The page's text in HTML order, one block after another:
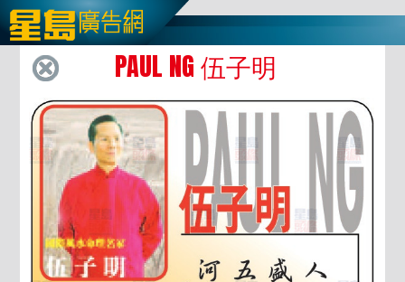
PAUL NG 伍子明